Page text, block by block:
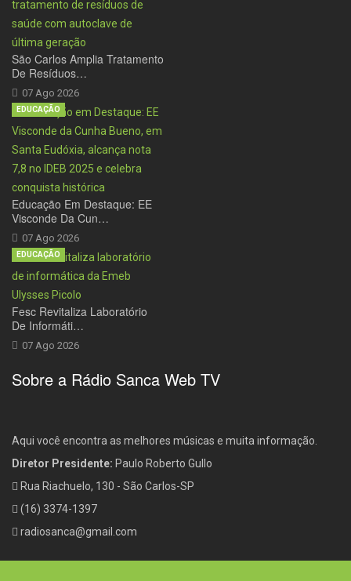
São Carlos Amplia Tratamento
De Resíduos…
07 Ago 2026
Educação Em Destaque: EE
Visconde Da Cun…
07 Ago 2026
EDUCAÇÃO
Fesc Revitaliza Laboratório
De Informáti…
07 Ago 2026
EDUCAÇÃO
Sobre a Rádio Sanca Web TV
Aqui você encontra as melhores músicas e muita informação.
Diretor Presidente: Paulo Roberto Gullo
Rua Riachuelo, 130 - São Carlos-SP
(16) 3374-1397
radiosanca@gmail.com